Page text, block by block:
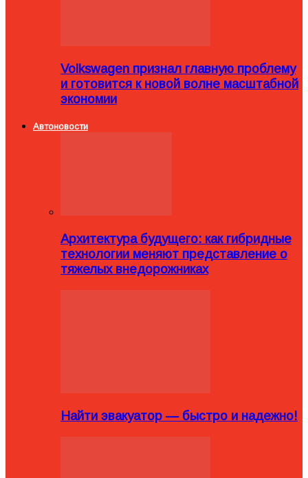
Volkswagen признал главную проблему
и готовится к новой волне масштабной
экономии
Автоновости
Архитектура будущего: как гибридные
технологии меняют представление о
тяжелых внедорожниках
Найти эвакуатор — быстро и надежно!